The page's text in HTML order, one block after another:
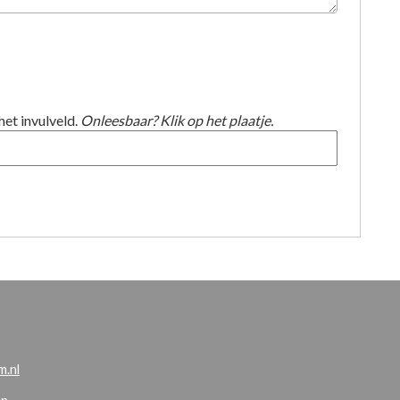
invulveld. Onleesbaar? Klik op het plaatje.